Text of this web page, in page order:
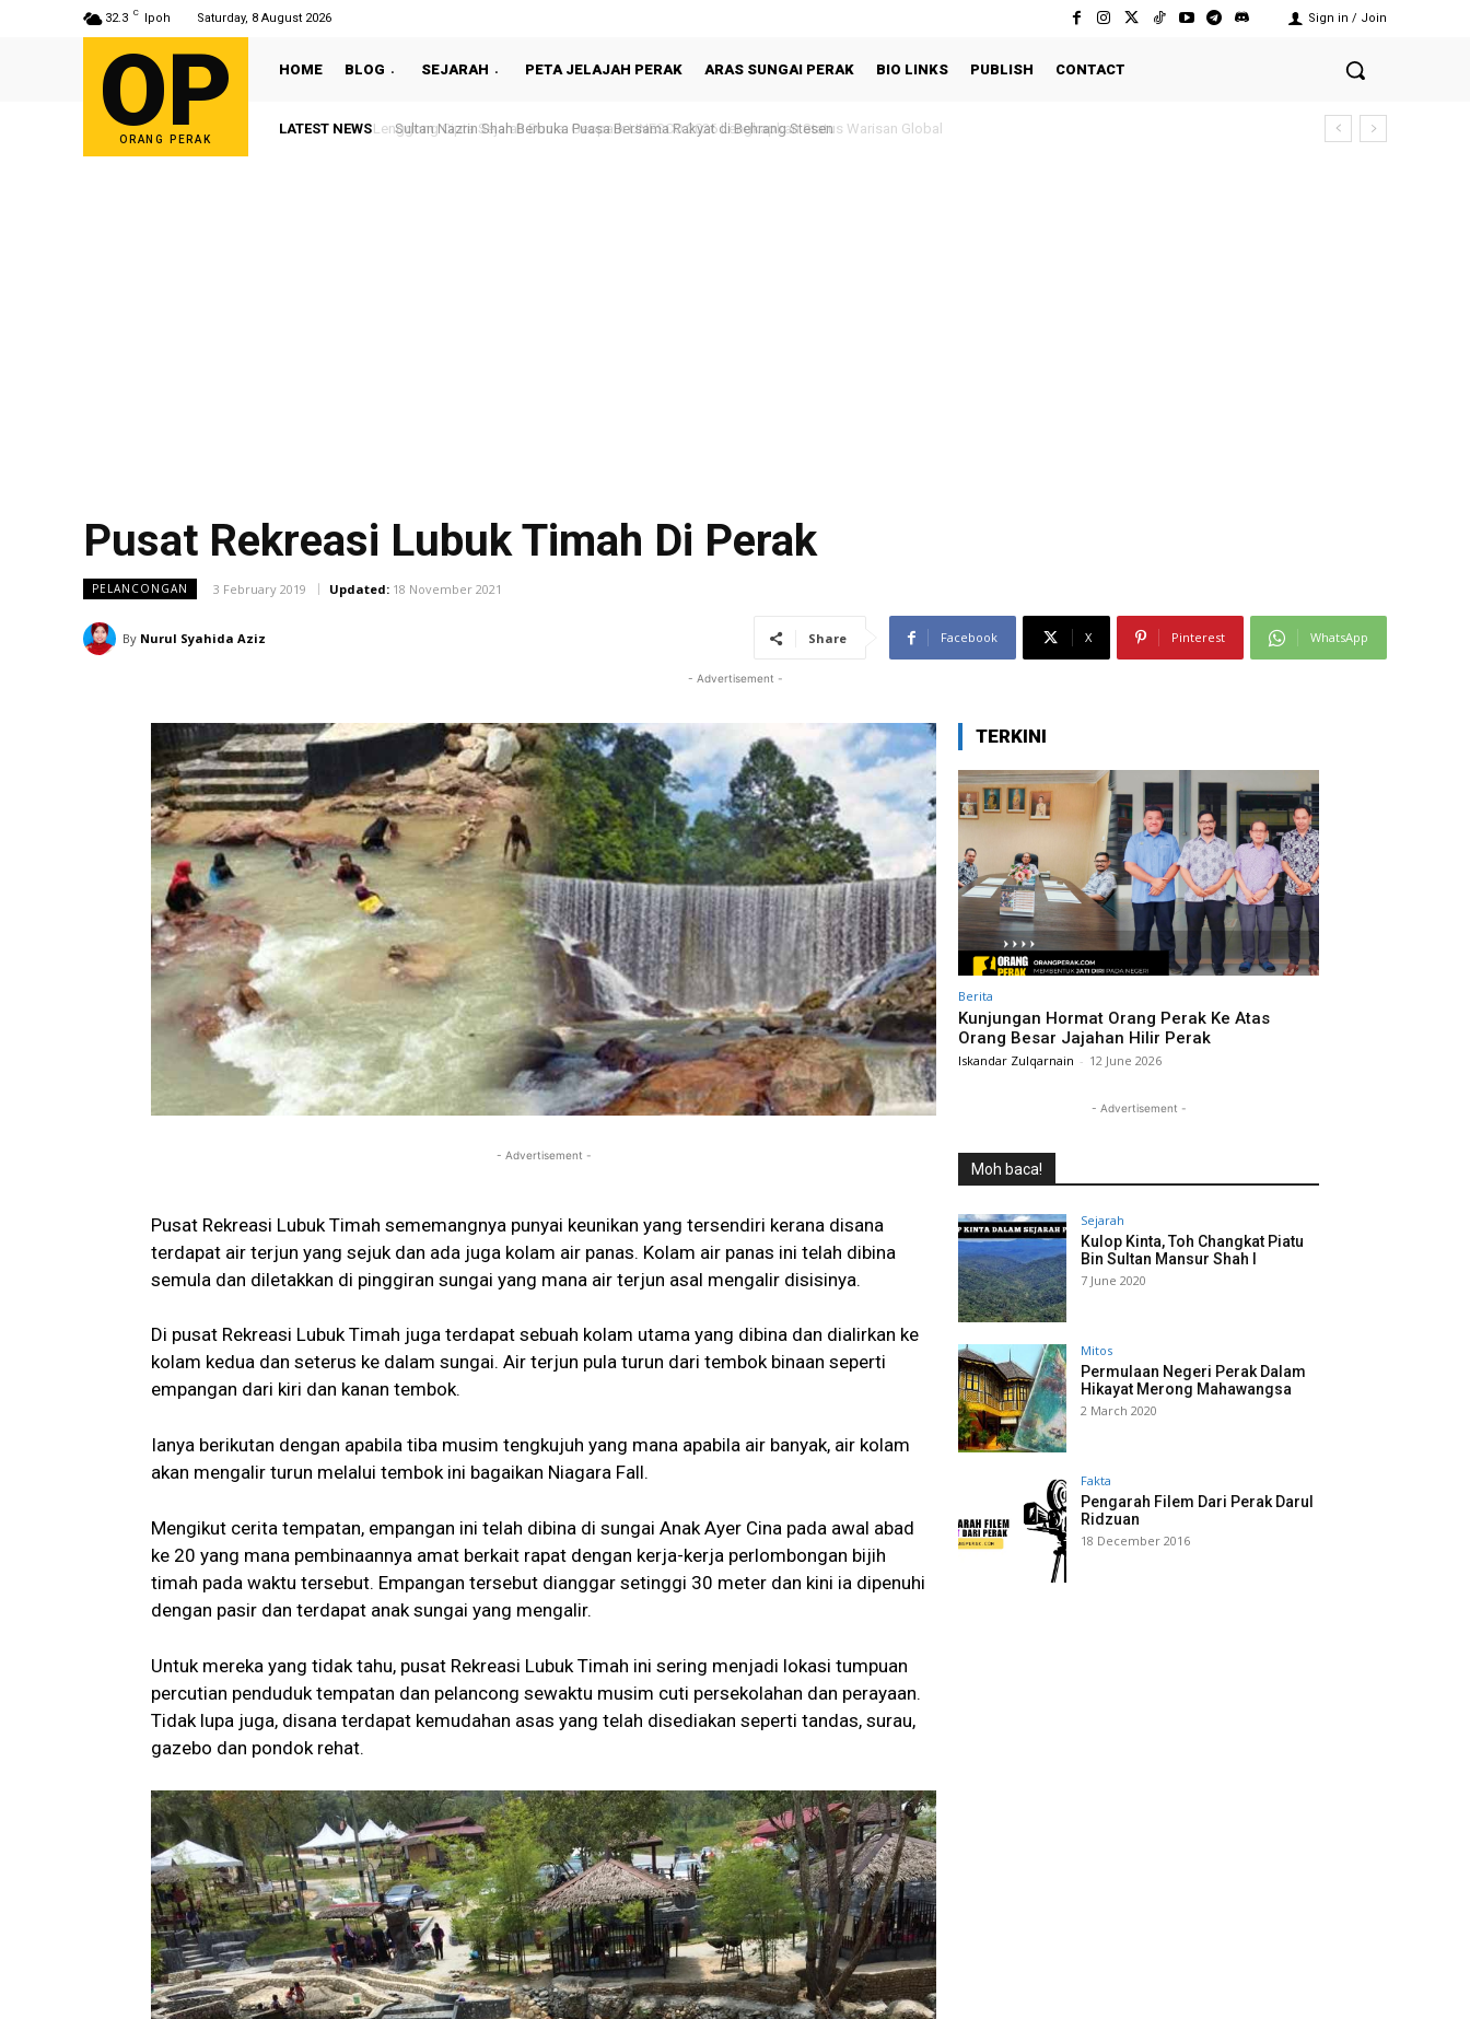
32.3 C Ipoh Saturday, 8 August 2026 Sign in / Join
OP
ORANG PERAK
HOME BLOG SEJARAH PETA JELAJAH PERAK ARAS SUNGAI PERAK BIO LINKS PUBLISH CONTACT
LATEST NEWS Sultan Nazrin Shah Berbuka Puasa Bersama Rakyat di Behrang Stesen
Pusat Rekreasi Lubuk Timah Di Perak
PELANCONGAN 3 February 2019 Updated: 18 November 2021
By Nurul Syahida Aziz Share Facebook X Pinterest WhatsApp
- Advertisement -
- Advertisement -
Pusat Rekreasi Lubuk Timah sememangnya punyai keunikan yang tersendiri kerana disana
terdapat air terjun yang sejuk dan ada juga kolam air panas. Kolam air panas ini telah dibina
semula dan diletakkan di pinggiran sungai yang mana air terjun asal mengalir disisinya.
Di pusat Rekreasi Lubuk Timah juga terdapat sebuah kolam utama yang dibina dan dialirkan ke
kolam kedua dan seterus ke dalam sungai. Air terjun pula turun dari tembok binaan seperti
empangan dari kiri dan kanan tembok.
Ianya berikutan dengan apabila tiba musim tengkujuh yang mana apabila air banyak, air kolam
akan mengalir turun melalui tembok ini bagaikan Niagara Fall.
Mengikut cerita tempatan, empangan ini telah dibina di sungai Anak Ayer Cina pada awal abad
ke 20 yang mana pembinaannya amat berkait rapat dengan kerja-kerja perlombongan bijih
timah pada waktu tersebut. Empangan tersebut dianggar setinggi 30 meter dan kini ia dipenuhi
dengan pasir dan terdapat anak sungai yang mengalir.
Untuk mereka yang tidak tahu, pusat Rekreasi Lubuk Timah ini sering menjadi lokasi tumpuan
percutian penduduk tempatan dan pelancong sewaktu musim cuti persekolahan dan perayaan.
Tidak lupa juga, disana terdapat kemudahan asas yang telah disediakan seperti tandas, surau,
gazebo dan pondok rehat.
TERKINI
Berita
Kunjungan Hormat Orang Perak Ke Atas
Orang Besar Jajahan Hilir Perak
Iskandar Zulqarnain - 12 June 2026
- Advertisement -
Moh baca!
Sejarah
Kulop Kinta, Toh Changkat Piatu
Bin Sultan Mansur Shah I
7 June 2020
Mitos
Permulaan Negeri Perak Dalam
Hikayat Merong Mahawangsa
2 March 2020
Fakta
Pengarah Filem Dari Perak Darul
Ridzuan
18 December 2016